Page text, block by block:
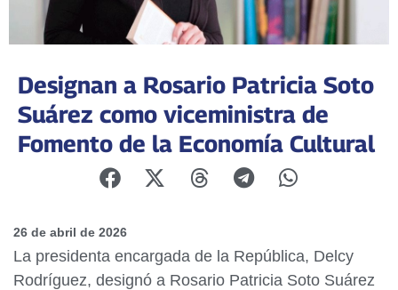
Designan a Rosario Patricia Soto
Suárez como viceministra de
Fomento de la Economía Cultural
26 de abril de 2026
La presidenta encargada de la República, Delcy
Rodríguez, designó a Rosario Patricia Soto Suárez